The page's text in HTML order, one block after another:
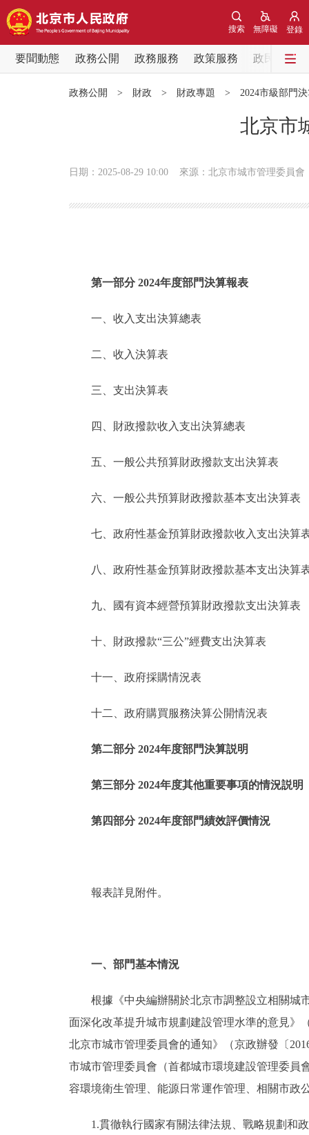
登錄
無障礙
搜索
要聞動態 政務公開 政務服務 政策服務
政民互動
便民服務
仲介服務
政民互動
12345網上接訴即辦
參與調查
走進北京
北京概況
綠色北京
ENGLISH
政務公開 > 財政 > 財政專題 > 2024市級部門
北京市
日期：2025-08-29 10:00 來源：北京市城市管理委員會
第一部分 2024年度部門決算報表
一、收入支出決算總表
二、收入決算表
三、支出決算表
四、財政撥款收入支出決算總表
五、一般公共預算財政撥款支出決算表
六、一般公共預算財政撥款基本支出決算表
七、政府性基金預算財政撥款收入支出決算
八、政府性基金預算財政撥款基本支出決算
九、國有資本經營預算財政撥款支出決算表
十、財政撥款“三公”經費支出決算表
十一、政府採購情況表
十二、政府購買服務決算公開情況表
第二部分 2024年度部門決算説明
第三部分 2024年度其他重要事項的情況説明
第四部分 2024年度部門績效評價情況
報表詳見附件。
一、部門基本情況
根據《中央編辦關於北京市調整設立相關城
面深化改革提升城市規劃建設管理水準的意見》
北京市城市管理委員會的通知》（京政辦發〔
市城市管理委員會（首都城市環境建設管理委員
容環境衛生管理、能源日常運作管理、相關市政
1.貫徹執行國家有關法律法規、戰略規劃和